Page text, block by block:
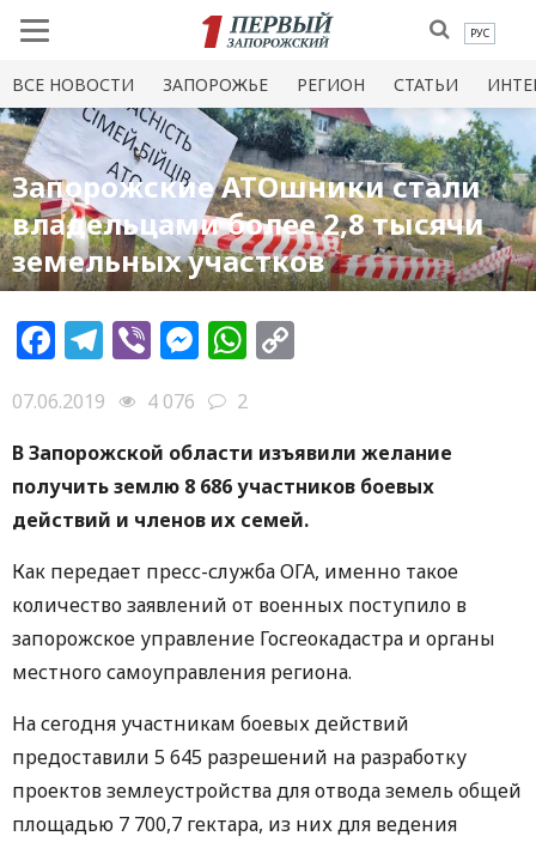
РУС
ВСЕ НОВОСТИ ЗАПОРОЖЬЕ РЕГИОН СТАТЬИ
Запорожские АТОшники стали
владельцами более 2,8 тысячи
земельных участков
Facebook
Telegram
ViberMessenger
WhatsApp
07.06.2019 4 076
2
В Запорожской области изъявили желание
получить землю 8 686 участников боевых
действий и членов их семей.
Как передает пресс-служба ОГА, именно такое
количество заявлений от военных поступило в
запорожское управление Госгеокадастра и органы
местного самоуправления региона.
На сегодня участникам боевых действий
предоставили 5 645 разрешений на разработку
проектов землеустройства для отвода земель общей
площадью 7 700,7 гектара, из них для ведения